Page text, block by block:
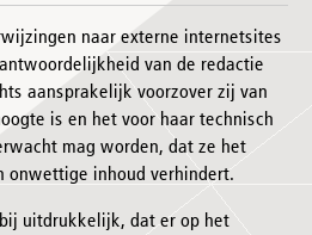
naar externe internetsites
van de redactie
aansprakelijk voorzover zij van
is en het voor haar technisch
mag worden, dat ze het
onwettige inhoud verhindert.
uitdrukkelijk, dat er op het